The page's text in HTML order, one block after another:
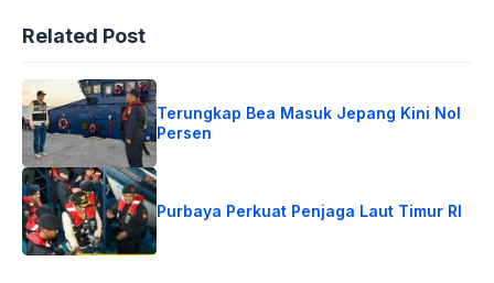
Related Post
Terungkap Bea Masuk Jepang Kini Nol
Persen
Purbaya Perkuat Penjaga Laut Timur RI